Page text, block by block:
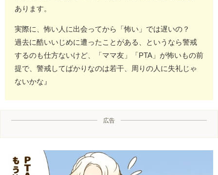
あります。
実際に、怖い人に出会ってから「怖い」では遅いの？
過去に酷いいじめに遭ったことがある、というなら警戒
するのも仕方ないけど、「ママ友」「PTA」が怖いもの前
提で、警戒してばかりなのは若干、周りの人に失礼じゃ
ないかな』
広告